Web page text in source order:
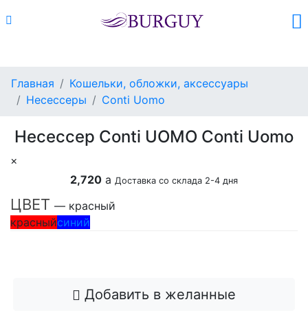
Главная
Кошельки, обложки, аксессуары
Несессеры
Conti Uomo
Несессер Conti UOMO Conti Uomo
×
2,720 a Доставка со склада 2-4 дня
ЦВЕТ — красный
красныйсиний
Добавить в желанные